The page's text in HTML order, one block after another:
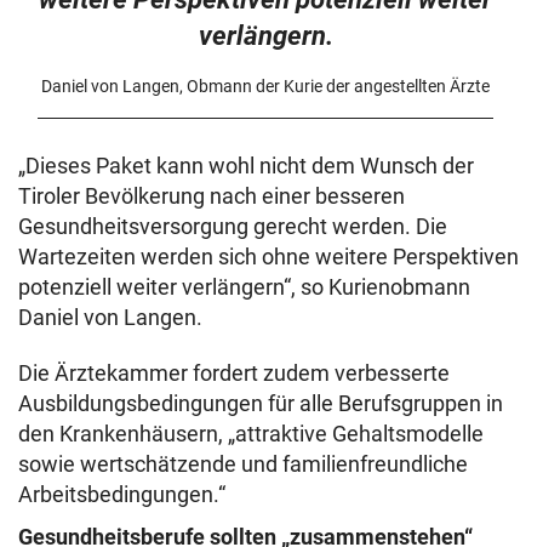
verlängern.
Daniel von Langen, Obmann der Kurie der angestellten Ärzte
„Dieses Paket kann wohl nicht dem Wunsch der
Tiroler Bevölkerung nach einer besseren
Gesundheitsversorgung gerecht werden. Die
Wartezeiten werden sich ohne weitere Perspektiven
potenziell weiter verlängern“, so Kurienobmann
Daniel von Langen.
Die Ärztekammer fordert zudem verbesserte
Ausbildungsbedingungen für alle Berufsgruppen in
den Krankenhäusern, „attraktive Gehaltsmodelle
sowie wertschätzende und familienfreundliche
Arbeitsbedingungen.“
Gesundheitsberufe sollten „zusammenstehen“